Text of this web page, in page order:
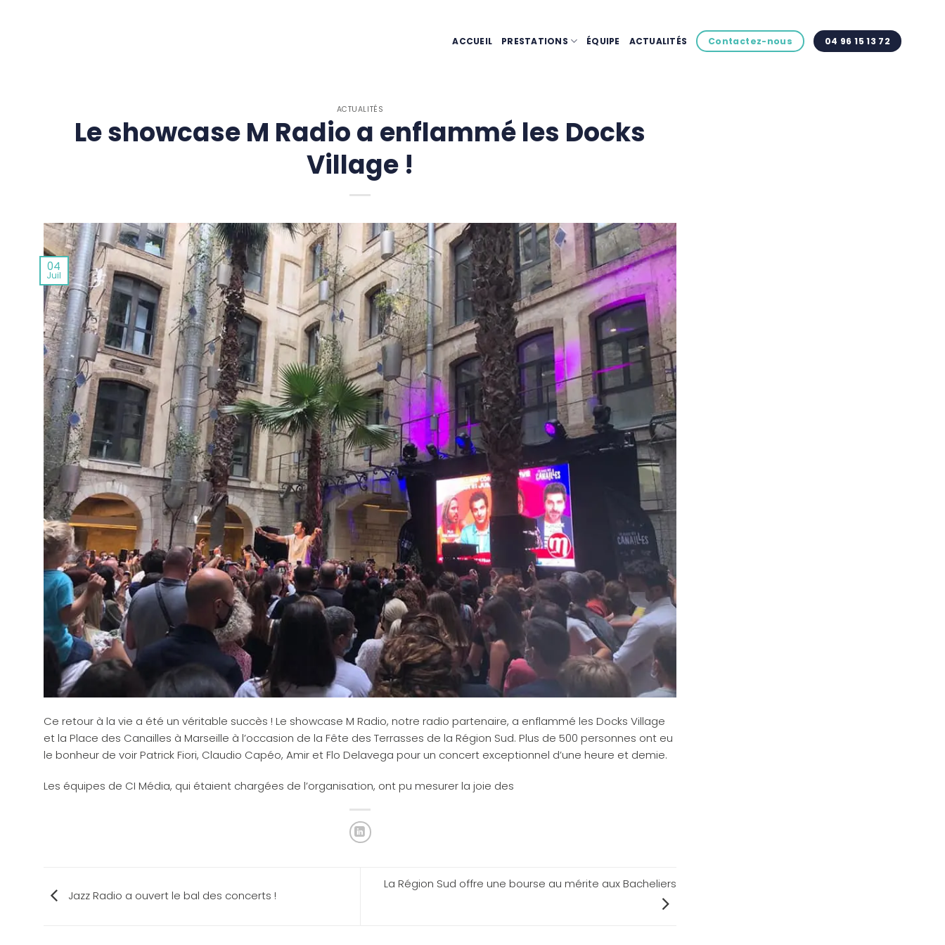
ACCUEIL PRESTATIONS ÉQUIPE ACTUALITÉS Contactez-nous 04 96 15 13 72
ACTUALITÉS
Le showcase M Radio a enflammé les Docks
Village !
04
Juil
Ce retour à la vie a été un véritable succès ! Le showcase M Radio, notre radio partenaire, a enflammé les Docks Village
et la Place des Canailles à Marseille à l’occasion de la Fête des Terrasses de la Région Sud. Plus de 500 personnes ont eu
le bonheur de voirPatrick Fiori, Claudio Capéo, Amir et Flo Delavega pour un concert exceptionnel d’une heure et demie.
Les équipes de CI Média, qui étaient chargées de l’organisation, ont pu mesurer la joie des
Jazz Radio a ouvert le bal des concerts !
La Région Sud offre une bourse au mérite aux Bacheliers